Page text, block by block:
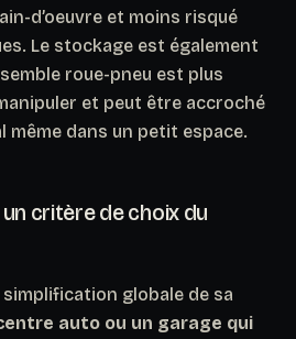
d’oeuvre et moins risqué
Le stockage est également
roue-pneu est plus
et peut être accroché
même dans un petit espace.
critère de choix du
simplification globale de sa
auto ou un garage qui